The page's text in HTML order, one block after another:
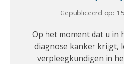
Gepubliceerd op:
Op het moment dat u in
diagnose kanker krijgt,
verpleegkundigen in